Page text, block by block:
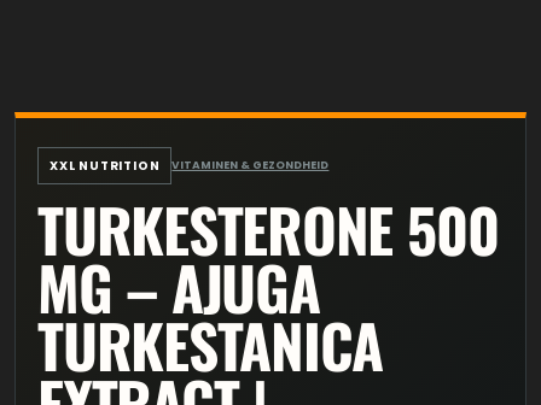
XXL NUTRITION VITAMINEN & GEZONDHEID
TURKESTERONE 500
MG – AJUGA
TURKESTANICA